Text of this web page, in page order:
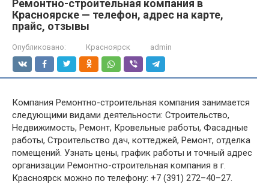
Ремонтно-строительная компания в
Красноярске — телефон, адрес на карте,
прайс, отзывы
Опубликовано: Красноярск admin
Компания Ремонтно-строительная компания занимается
следующими видами деятельности: Строительство,
Недвижимость, Ремонт, Кровельные работы, Фасадные
работы, Строительство дач, коттеджей, Ремонт, отделка
помещений. Узнать цены, график работы и точный адрес
организации Ремонтно-строительная компания в г.
Красноярск можно по телефону: +7 (391) 272–40–27.